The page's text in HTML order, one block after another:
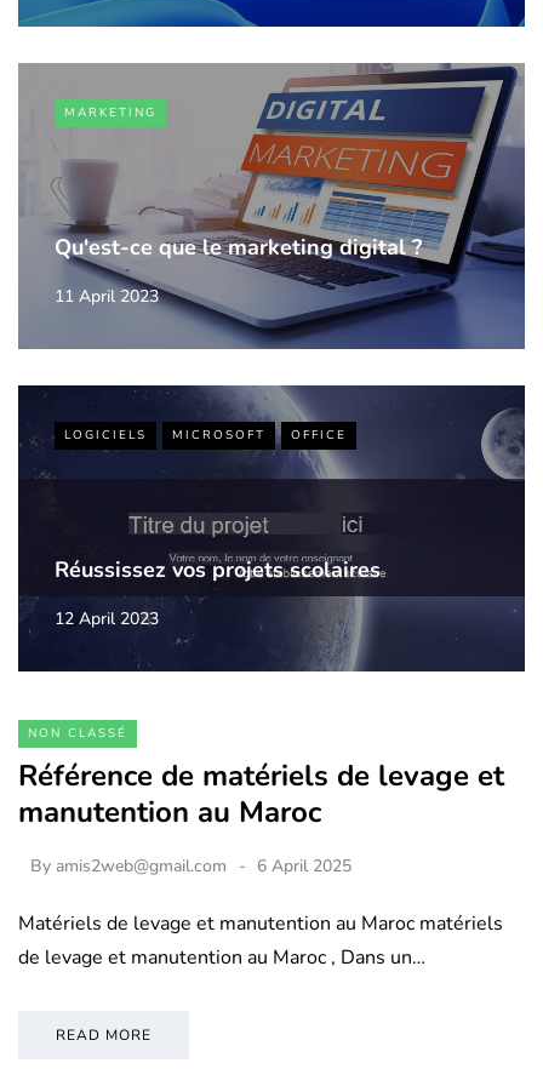
MARKETING
Qu'est-ce que le marketing digital ?
11 April 2023
LOGICIELS MICROSOFT OFFICE
Réussissez vos projets scolaires
12 April 2023
NON CLASSÉ
Référence de matériels de levage et
manutention au Maroc
By amis2web@gmail.com 6 April 2025
Matériels de levage et manutention au Maroc matériels
de levage et manutention au Maroc , Dans un…
READ MORE